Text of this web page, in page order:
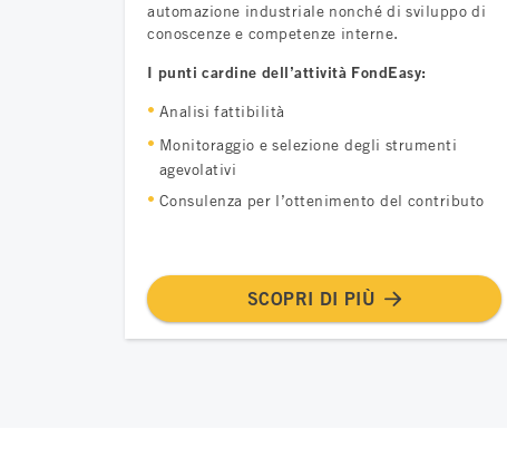
automazione industriale nonché di sviluppo di
conoscenze e competenze interne.
I punti cardine dell’attività FondEasy:
Analisi fattibilità
Monitoraggio e selezione degli strumenti
agevolativi
Consulenza per l’ottenimento del contributo
SCOPRI DI PIÙ